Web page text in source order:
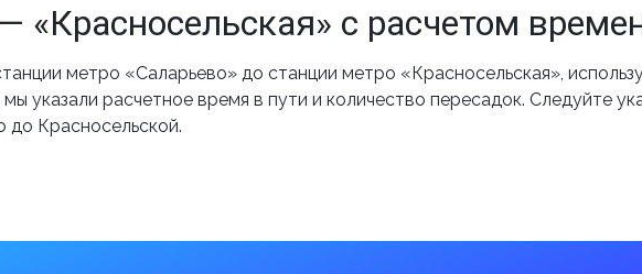
«Красносельская» с расчетом
метро «Саларьево» до станции метро «Красносельская»,
указали расчетное время в пути и количество пересадок. Следуйте
до Красносельской.